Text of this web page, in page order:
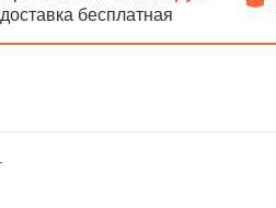
доставка бесплатная